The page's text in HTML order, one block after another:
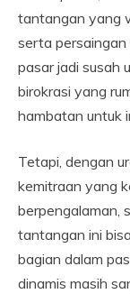
tantangan yang
serta
pasar jadi susah
birokrasi yang
hambatan untuk
Tetapi, dengan
kemitraan yang
berpengalaman,
tantangan ini
bagian dalam
dinamis masih